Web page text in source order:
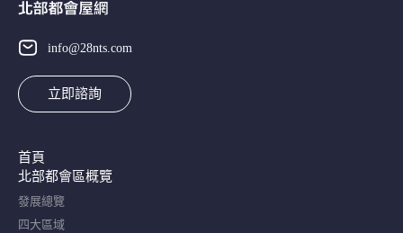
info@28nts.com
立即諮詢
首頁
北部都會區概覽​
發展總覽
四大區域